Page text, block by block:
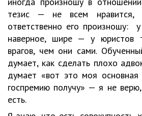
тезис — не всем нравится,
ответственно его произношу:
наверное, шире — у юристов
врагов, чем они сами.
думает, как сделать плохо
думает «вот это моя
госпремию получу» — я не
есть.